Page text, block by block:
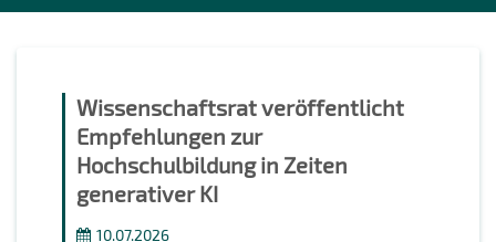
Wissenschaftsrat veröffentlicht
Empfehlungen zur
Hochschulbildung in Zeiten
generativer KI
10.07.2026